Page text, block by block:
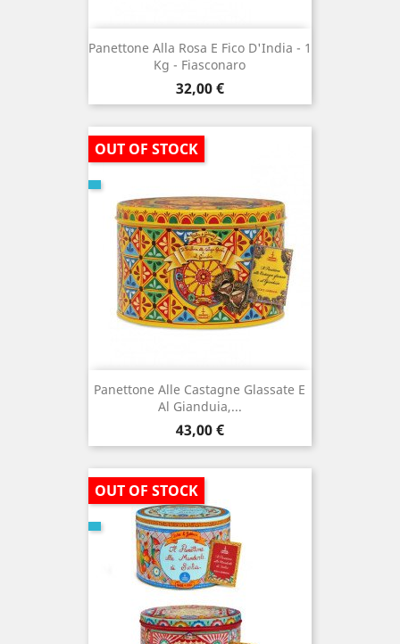
Panettone Alla Rosa E Fico D'India - 1
Kg - Fiasconaro
Prezzo
32,00 €
Panettone Alle Castagne Glassate E
Al Gianduia,...
Prezzo
43,00 €
OUT OF STOCK
OUT OF STOCK